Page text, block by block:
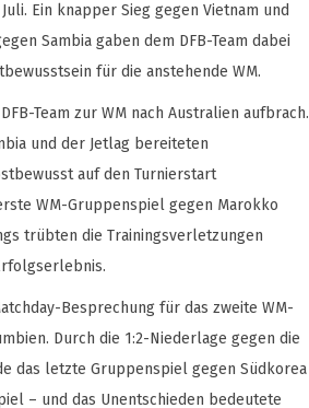
Ein knapper Sieg gegen Vietnam und
Sambia gaben dem DFB-Team dabei
für die anstehende WM.
Team zur WM nach Australien aufbrach.
und der Jetlag bereiteten
auf den Turnierstart
WM-Gruppenspiel gegen Marokko
trübten die Trainingsverletzungen
Besprechung für das zweite WM-
Durch die 1:2-Niederlage gegen die
das letzte Gruppenspiel gegen Südkorea
– und das Unentschieden bedeutete